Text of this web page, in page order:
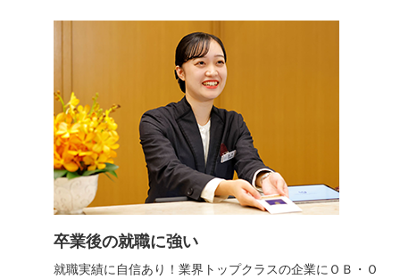
卒業後の就職に強い
就職実績に自信あり！業界トップクラスの企業にＯＢ・Ｏ